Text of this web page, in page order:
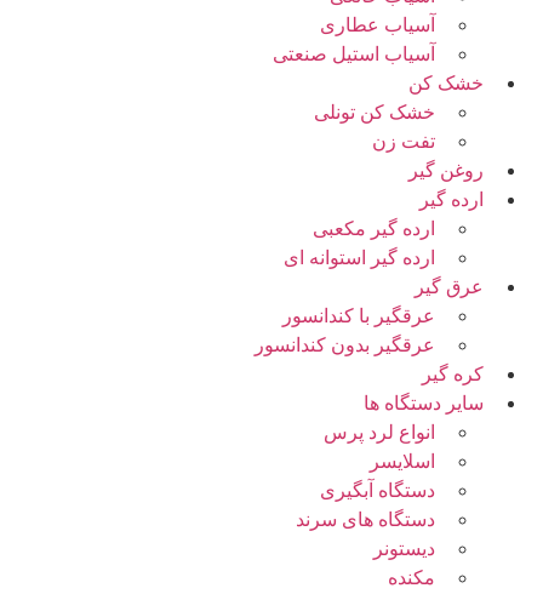
آسیاب عطاری
آسیاب استیل صنعتی
خشک کن
خشک کن تونلی
تفت زن
روغن گیر
ارده گیر
ارده گیر مکعبی
ارده گیر استوانه ای
عرق گیر
عرقگیر با کندانسور
عرقگیر بدون کندانسور
کره گیر
سایر دستگاه ها
انواع لرد پرس
اسلایسر
دستگاه آبگیری
دستگاه های سرند
دیستونر
مکنده